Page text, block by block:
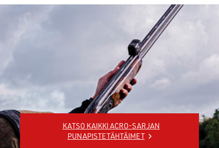
KATSO KAIKKI ACRO-SARJAN
PUNAPISTETÄHTÄIMET